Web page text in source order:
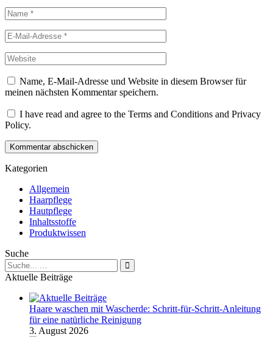
Name, E-Mail-Adresse und Website in diesem Browser für
meinen nächsten Kommentar speichern.
I have read and agree to the Terms and Conditions and Privacy
Policy.
Kommentar abschicken
Kategorien
Allgemein
Haarpflege
Hautpflege
Inhaltsstoffe
Produktwissen
Suche
Suche
nach:
Aktuelle Beiträge
Haare waschen mit Wascherde: Schritt-für-Schritt-Anleitung
für eine natürliche Reinigung
3. August 2026